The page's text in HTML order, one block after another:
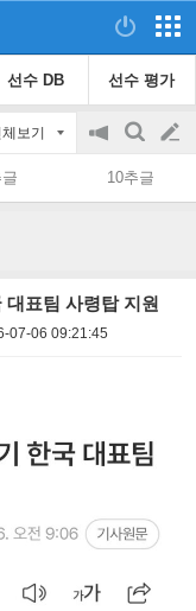
선수 DB 선수 평가
체보기
공
지
on/off
검
색
글
쓰
10추글
표팀 사령탑 지원
07-06 09:21:45